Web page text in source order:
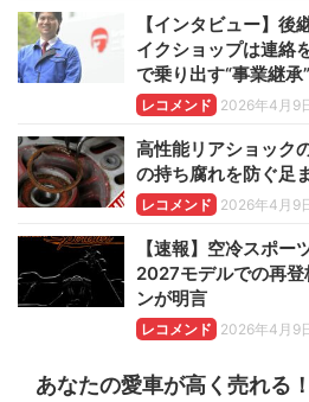
【インタビュー】
イクショップは連絡
で乗り出す“事業継承
レコメンド 2026年4月9
高性能リアショック
の持ち腐れを防ぐ足
レコメンド 2026年4月9
【速報】空冷スポー
2027モデルでの再
ンが明言
レコメンド 2026年4月9
あなたの愛車が高く売れる！